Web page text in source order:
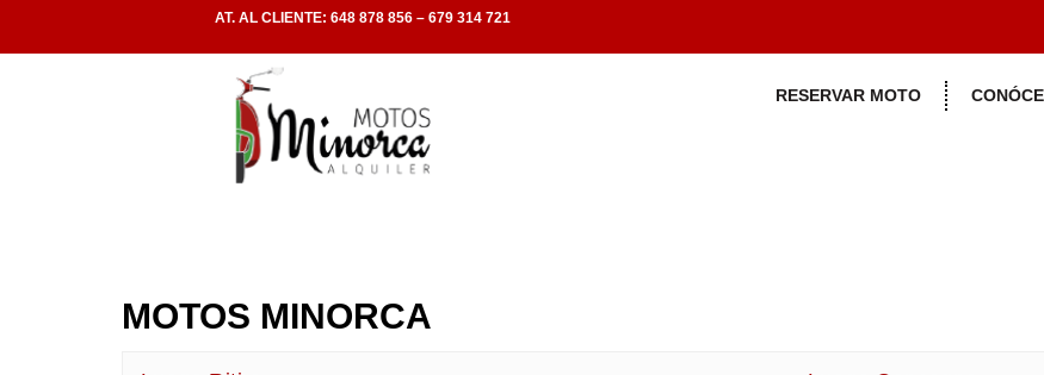
AT. AL CLIENTE: 648 878 856 – 679 314 721
RESERVAR MOTO
MOTOS MINORCA